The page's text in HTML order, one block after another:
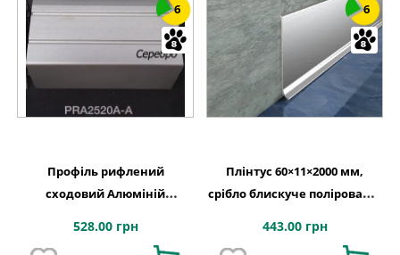
6
Профіль рифлений
сходовий Алюміній
528.00 грн
6
Плінтус 60×11×2000 мм,
срібло блискуче поліроване,
443.00 грн